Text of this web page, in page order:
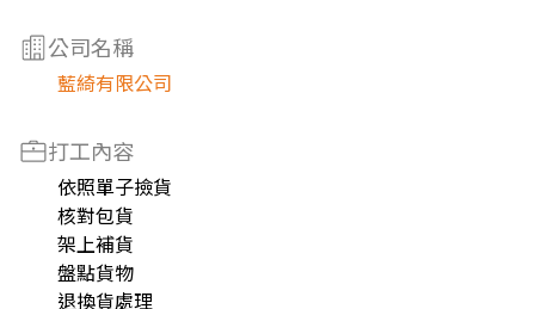
公司名稱
藍綺有限公司
打工內容
依照單子撿貨
核對包貨
架上補貨
盤點貨物
退換貨處理